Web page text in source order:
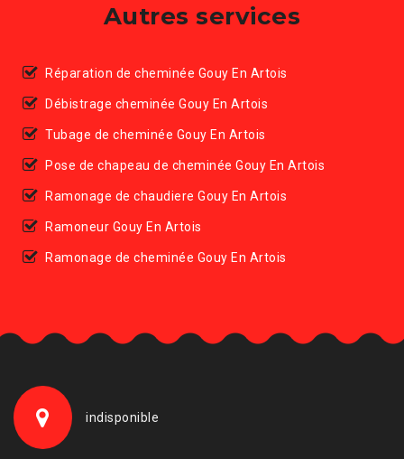
Autres services
Réparation de cheminée Gouy En Artois
Débistrage cheminée Gouy En Artois
Tubage de cheminée Gouy En Artois
Pose de chapeau de cheminée Gouy En Artois
Ramonage de chaudiere Gouy En Artois
Ramoneur Gouy En Artois
Ramonage de cheminée Gouy En Artois
indisponible